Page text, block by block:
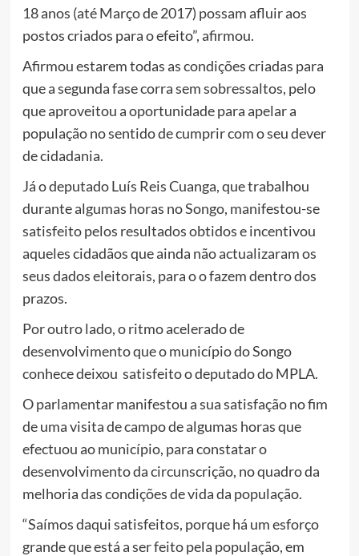
18 anos (até Março de 2017) possam afluir aos
postos criados para o efeito”, afirmou.
Afirmou estarem todas as condições criadas para
que a segunda fase corra sem sobressaltos, pelo
que aproveitou a oportunidade para apelar a
população no sentido de cumprir com o seu dever
de cidadania.
Já o deputado Luís Reis Cuanga, que trabalhou
durante algumas horas no Songo, manifestou-se
satisfeito pelos resultados obtidos e incentivou
aqueles cidadãos que ainda não actualizaram os
seus dados eleitorais, para o o fazem dentro dos
prazos.
Por outro lado, o ritmo acelerado de
desenvolvimento que o município do Songo
conhece deixou satisfeito o deputado do MPLA.
O parlamentar manifestou a sua satisfação no fim
de uma visita de campo de algumas horas que
efectuou ao município, para constatar o
desenvolvimento da circunscrição, no quadro da
melhoria das condições de vida da população.
“Saímos daqui satisfeitos, porque há um esforço
grande que está a ser feito pela população, em